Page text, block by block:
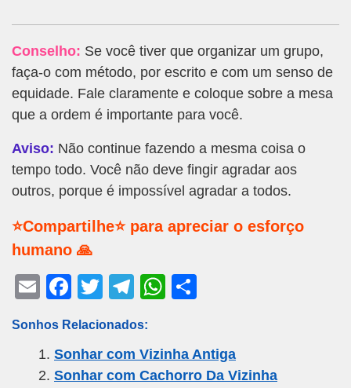
Conselho: Se você tiver que organizar um grupo,
faça-o com método, por escrito e com um senso de
equidade. Fale claramente e coloque sobre a mesa
que a ordem é importante para você.
Aviso: Não continue fazendo a mesma coisa o
tempo todo. Você não deve fingir agradar aos
outros, porque é impossível agradar a todos.
⭐Compartilhe⭐ para apreciar o esforço
humano 🙏
E
ail
F
c
e
T
tt
er
T
e
gr
W
s
e
Sonhos Relacionados:
Sonhar com Vizinha Antiga
Sonhar com Cachorro Da Vizinha